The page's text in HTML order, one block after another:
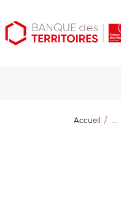
Aller
au
Aller
au
Ouvrir
les
Accueil ...